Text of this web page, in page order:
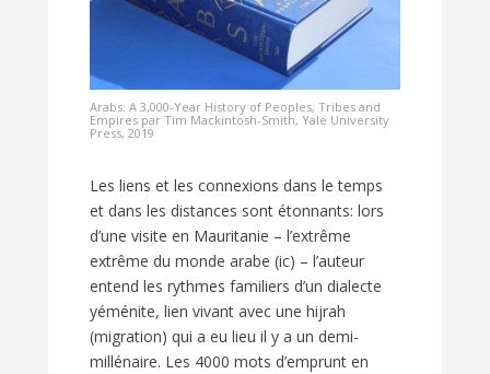
Arabs: A 3,000-Year History of Peoples, Tribes and
Empires par Tim Mackintosh-Smith, Yale University
Press, 2019
Les liens et les connexions dans le temps
et dans les distances sont étonnants: lors
d’une visite en Mauritanie – l’extrême
extrême du monde arabe (ic) – l’auteur
entend les rythmes familiers d’un dialecte
yéménite, lien vivant avec une hijrah
(migration) qui a eu lieu il y a un demi-
millénaire. Les 4000 mots d’emprunt en